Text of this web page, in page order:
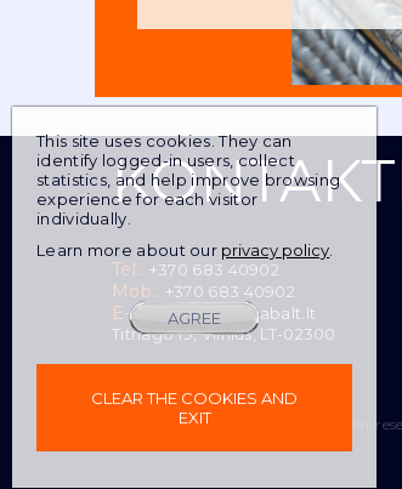
smart
foreash
Tel.: +370 683 40902
Mob.: +370 683 40902
E-post:info@armabalt.lt
Titnago 19, Vilnius,LT-02300
© UAB "ARMABALT" Alla rättigheter
This site uses cookies. They can
identify logged-in users, collect
statistics, and help improve browsing
experience for each visitor
individually.
Learn more about our privacy policy
AGREE
CLEAR THE COOKIES AND
EXIT